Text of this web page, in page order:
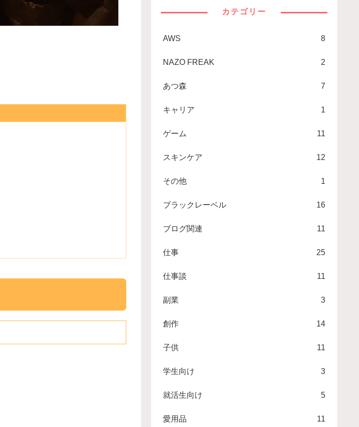
カテゴリー
AWS 8
NAZO FREAK 2
あつ森 7
キャリア 1
ゲーム 11
スキンケア 12
その他 1
ブラックレーベル 16
ブログ関連 11
仕事 25
仕事談 11
副業 3
創作 14
子供 11
学生向け 3
就活生向け 5
愛用品 11